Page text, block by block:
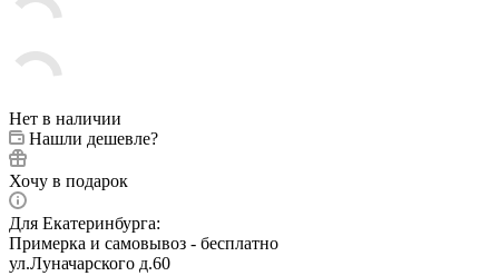
Нет в наличии
Нашли дешевле?
Хочу в подарок
Для Екатеринбурга:
Примерка и самовывоз - бесплатно
ул.Луначарского д.60